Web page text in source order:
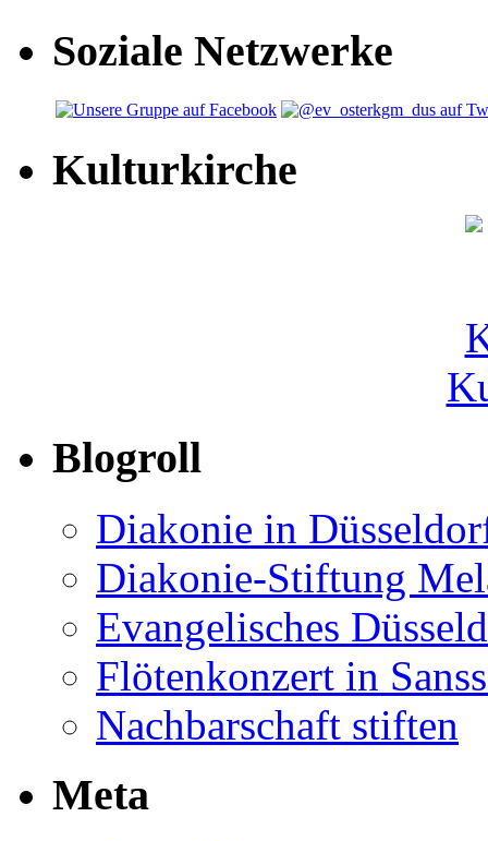
Soziale Netzwerke
Kulturkirche
Blogroll
Diakonie in
Diakonie-Stiftung
Evangelisches
Flötenkonzert in
Nachbarschaft stiften
Meta